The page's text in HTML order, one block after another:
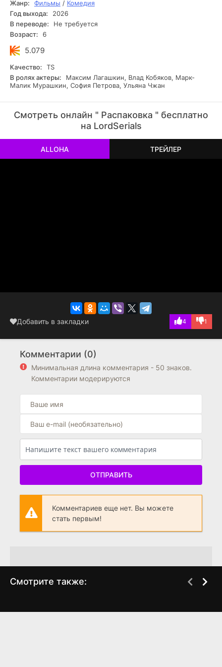
Жанр: Фильмы / Комедия
Год выхода:
2026
В переводе:
Не требуется
Возраст:
6
5.079
Качество:
TS
В ролях актеры:
Максим Лагашкин, Влад Кобяков, Марк-
Малик Мурашкин, София Петрова, Ульяна Чжан
Смотреть онлайн " Распаковка " бесплатно
на LordSerials
РЕКЛАМА
РЕКЛАМА
РЕКЛАМА
РЕКЛАМАALLOHA ТРЕЙЛЕР
Добавить в закладки 4 1
Комментарии (0)
Минимальная длина комментария - 50 знаков.
Комментарии модерируются
ОТПРАВИТЬ
Комментариев еще нет. Вы можете
стать первым!
Смотрите также: